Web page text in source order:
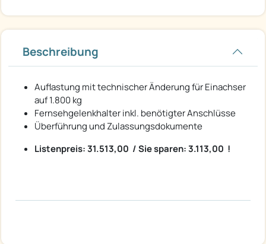
Beschreibung
Auflastung mit technischer Änderung für Einachser
auf 1.800 kg
Fernsehgelenkhalter inkl. benötigter Anschlüsse
Überführung und Zulassungsdokumente
Listenpreis: 31.513,00  / Sie sparen: 3.113,00  !